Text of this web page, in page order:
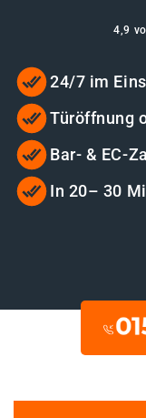
4,9
24/7 im
Türöffnung
Bar- & EC-
In 20– 30